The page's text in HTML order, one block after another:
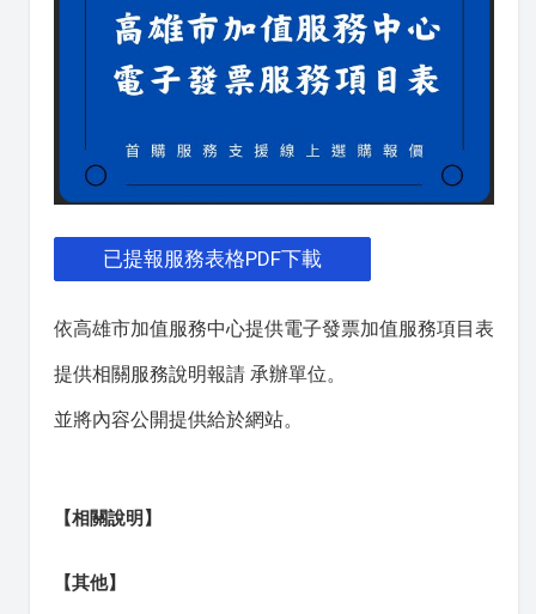
已提報服務表格PDF下載
依高雄市加值服務中心提供電子發票加值服務項目表
提供相關服務說明報請 承辦單位。
並將內容公開提供給於網站。
【相關說明】
【其他】